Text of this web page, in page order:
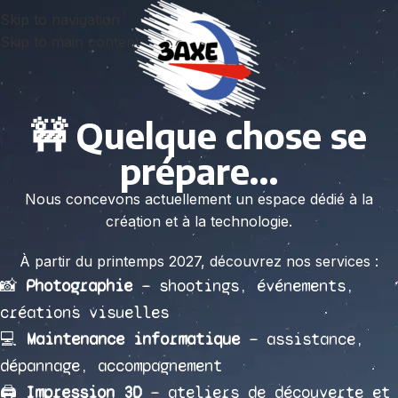
Skip to main content
🚧 Quelque chose se
prépare…
Nous concevons actuellement un espace dédié à la
création et à la technologie.
À partir du printemps 2027, découvrez nos services :
📸 Photographie— shootings, événements,
créations visuelles
💻 Maintenance informatique— assistance,
dépannage, accompagnement
🖨️ Impression 3D— ateliers de découverte et